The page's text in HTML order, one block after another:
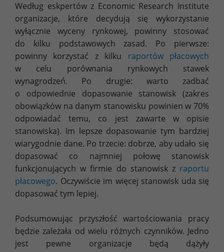
Według eskpertów z Economic Research Institute
organizacje, które decydują się wykorzystanie
wyłącznie wyceny rynkowej, powinny stosować
do kilku podstawowych zasad. Po pierwsze:
powinny korzystać z kilku raportów płacowych
w celu porównania rynkowych stawek
wynagrodzeń. Po drugie: warto zadbać
o odpowiednie dopasowanie stanowisk (zakres
obowiązków na danym stanowisku powinien w 70%
odpowiadać temu, co jest zawarte w opisie
stanowiska). Im lepsze dopasowanie tym bardziej
wiarygodnie dane. Po trzecie: dobrze, aby udało się
dopasować co najmniej połowę stanowisk
funkcjonujących w firmie do stanowisk z raportu
płacowego. Oczywiście im więcej stanowisk uda się
dopasować tym lepiej.
Podsumowując przyszłość wartościowania pracy
będzie zależała od wielu różnych czynników. Jedno
jest pewne organizacje będą dążyły